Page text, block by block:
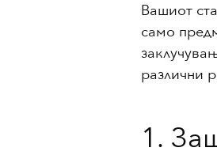
Вашиот
само
различни
1.